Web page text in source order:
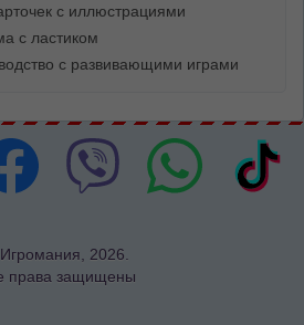
с иллюстрациями
с ластиком
с развивающими играми
2026.
права защищены